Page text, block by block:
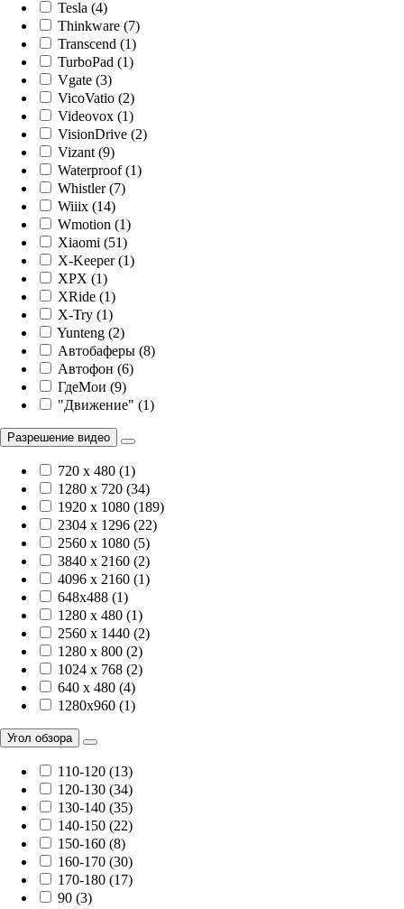
Tesla (4)
Thinkware (7)
Transcend (1)
TurboPad (1)
Vgate (3)
VicoVatio (2)
Videovox (1)
VisionDrive (2)
Vizant (9)
Waterproof (1)
Whistler (7)
Wiiix (14)
Wmotion (1)
Xiaomi (51)
X-Keeper (1)
XPX (1)
XRide (1)
X-Try (1)
Yunteng (2)
Автобаферы (8)
Автофон (6)
ГдеМои (9)
"Движение" (1)
Разрешение видео
720 x 480 (1)
1280 x 720 (34)
1920 х 1080 (189)
2304 x 1296 (22)
2560 x 1080 (5)
3840 х 2160 (2)
4096 х 2160 (1)
648x488 (1)
1280 x 480 (1)
2560 x 1440 (2)
1280 x 800 (2)
1024 x 768 (2)
640 x 480 (4)
1280x960 (1)
Угол обзора
110-120 (13)
120-130 (34)
130-140 (35)
140-150 (22)
150-160 (8)
160-170 (30)
170-180 (17)
90 (3)